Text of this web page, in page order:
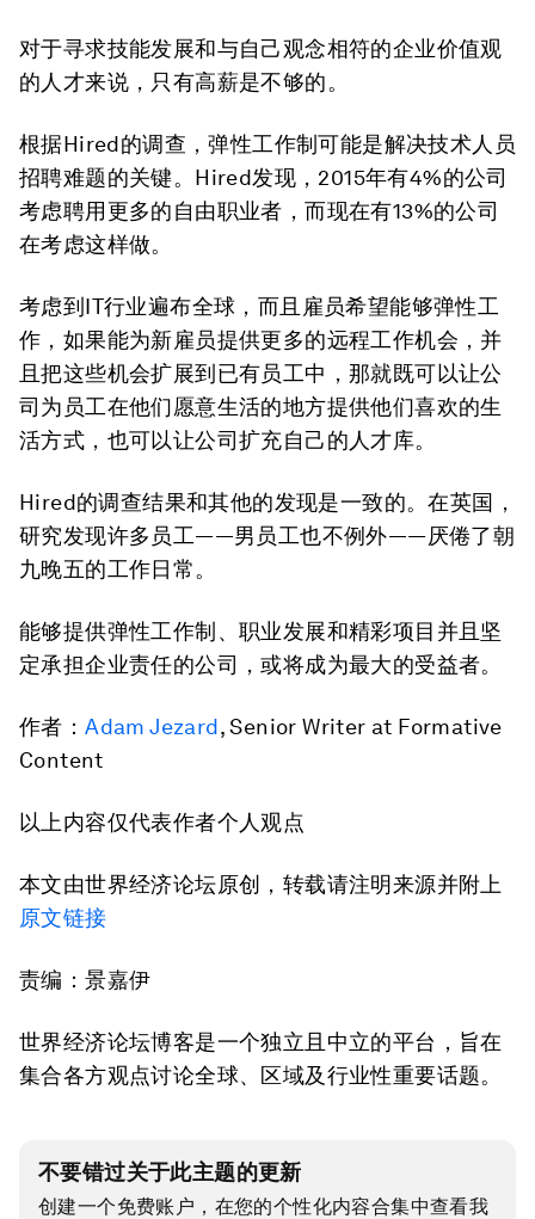
对于寻求技能发展和与自己观念相符的企业价值观
的人才来说，只有高薪是不够的。
根据Hired的调查，弹性工作制可能是解决技术人员
招聘难题的关键。Hired发现，2015年有4%的公司
考虑聘用更多的自由职业者，而现在有13%的公司
在考虑这样做。
考虑到IT行业遍布全球，而且雇员希望能够弹性工
作，如果能为新雇员提供更多的远程工作机会，并
且把这些机会扩展到已有员工中，那就既可以让公
司为员工在他们愿意生活的地方提供他们喜欢的生
活方式，也可以让公司扩充自己的人才库。
Hired的调查结果和其他的发现是一致的。在英国，
研究发现许多员工——男员工也不例外——厌倦了朝
九晚五的工作日常。
能够提供弹性工作制、职业发展和精彩项目并且坚
定承担企业责任的公司，或将成为最大的受益者。
作者：Adam Jezard, Senior Writer at Formative
Content
以上内容仅代表作者个人观点
本文由世界经济论坛原创，转载请注明来源并附上
原文链接
责编：景嘉伊
世界经济论坛博客是一个独立且中立的平台，旨在
集合各方观点讨论全球、区域及行业性重要话题。
不要错过关于此主题的更新
创建一个免费账户，在您的个性化内容合集中查看我